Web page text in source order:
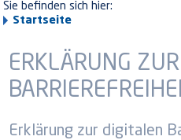
Sie befinden sich hier:
Startseite
ERKLÄRUNG ZUR
Erklärung zur digitalen